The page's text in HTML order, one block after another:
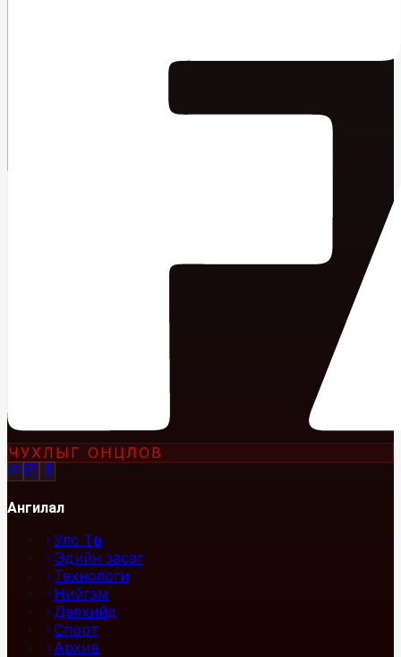
ЧУХЛЫГ ОНЦЛОВ
Ангилал
Улс Төр
Эдийн засаг
Технологи
Нийгэм
Дэлхийд
Спорт
Архив